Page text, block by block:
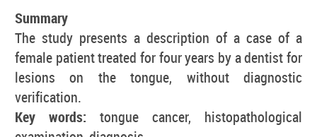
Summary
The study presents a description of a case of a
female patient treated for four years by a dentist for
lesions on the tongue, without diagnostic
verification.
Key words: tongue cancer, histopathological